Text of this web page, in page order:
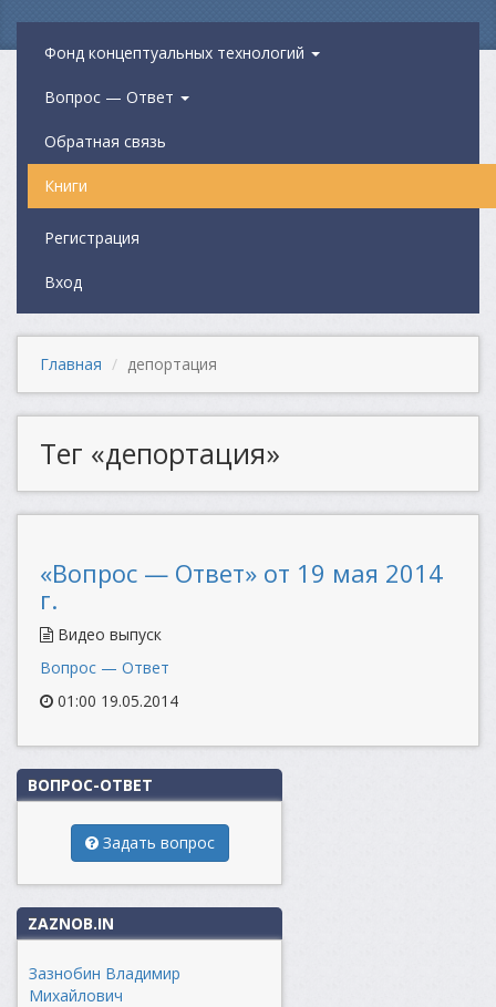
Фонд концептуальных технологий
Вопрос — Ответ
Обратная связь
Книги
Регистрация
Вход
Главная депортация
Тег «депортация»
«Вопрос — Ответ» от 19 мая 2014
г.
Видео выпуск
Вопрос — Ответ
01:00 19.05.2014
ВОПРОС-ОТВЕТ
Задать вопрос
ZAZNOB.IN
Зазнобин Владимир
Михайлович